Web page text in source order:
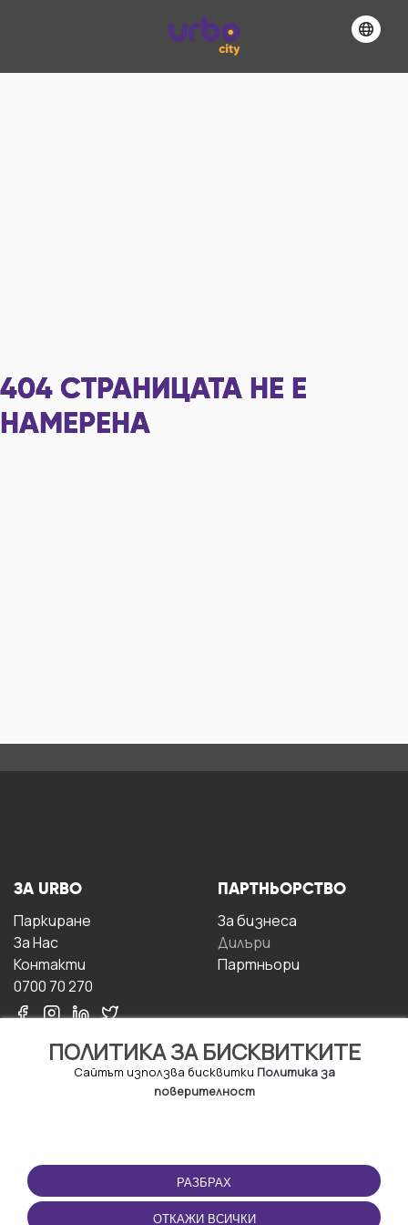
404 СТРАНИЦАТА НЕ Е
НАМЕРЕНА
ПОЛИТИКА ЗА БИСКВИТКИТЕ
Сайтът използва бисквитки Политика за
поверителност
РАЗБРАХ
ОТКАЖИ ВСИЧКИ
ЗА URBO
Паркиране
За Hас
Контакти
0700 70 270
ПАРТНЬОРСТВО
За бизнесa
Дилъри
Партньори
ПОЛЗВАНЕ
Правила и условия за
ползване
ПРИЛОЖЕНИЕТО